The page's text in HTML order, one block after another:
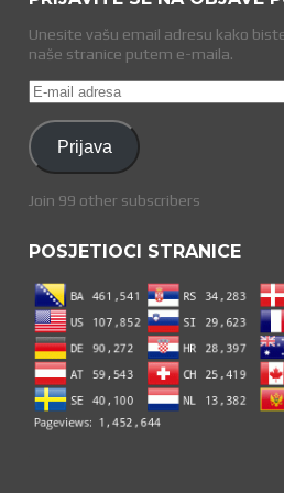
Unesite vašu email adresu kako
naše stranice putem e-maila.
E-
mail
adresa
Prijava
Join 99 other subscribers
POSJETIOCI STRANICE